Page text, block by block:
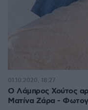
Ο Λάμπρος Χούτος
Ματίνα Ζάρα -
01.10.2020, 18:27